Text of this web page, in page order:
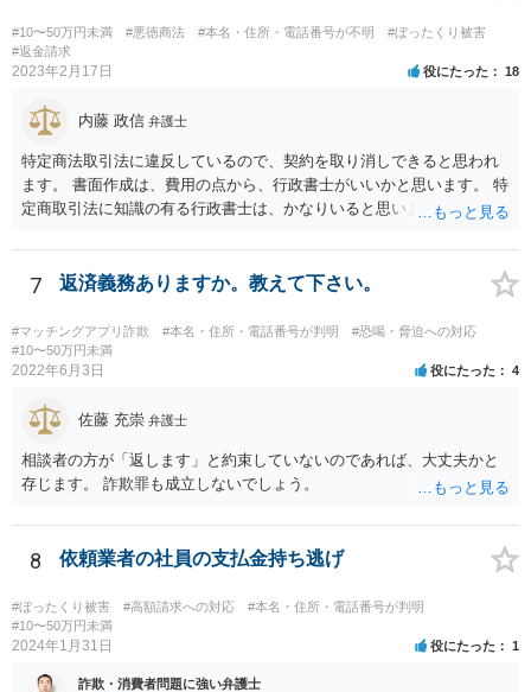
#10〜50万円未満 #悪徳商法 #本名・住所・電話番号が不明
#ぼったくり被害
#返金請求
2023年2月17日 役にたった 18
内藤 政信 弁護士
特定商法取引法に違反しているので、契約を取り消しできると思われ
ます。 書面作成は、費用の点から、行政書士がいいかと思います。 特
定商取引法に知識の有る行政書士は、かなりいると思います。 問い合
7 返済義務ありますか。教えて下さい。
#マッチングアプリ詐欺 #本名・住所・電話番号が判明
#恐喝・脅迫への対応
#10〜50万円未満
2022年6月3日 役にたった 4
佐藤 充崇 弁護士
相談者の方が「返します」と約束していないのであれば、大丈夫かと
存じます。 詐欺罪も成立しないでしょう。
8 依頼業者の社員の支払金持ち逃げ
#ぼったくり被害 #高額請求への対応
#本名・住所・電話番号が判明
#10〜50万円未満
2024年1月31日 役にたった 1
詐欺・消費者問題に強い弁護士